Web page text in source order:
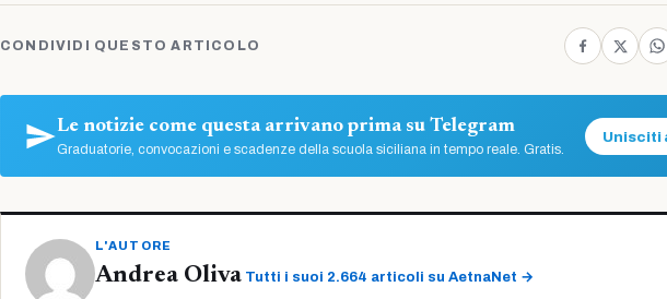
CONDIVIDI QUESTO ARTICOLO
Le notizie come questa arrivano prima su Telegram
Graduatorie, convocazioni e scadenze della scuola siciliana in tempo reale. Gratis.
Unisciti
L'AUTORE
Andrea Oliva Tutti i suoi 2.664 articoli su AetnaNet →